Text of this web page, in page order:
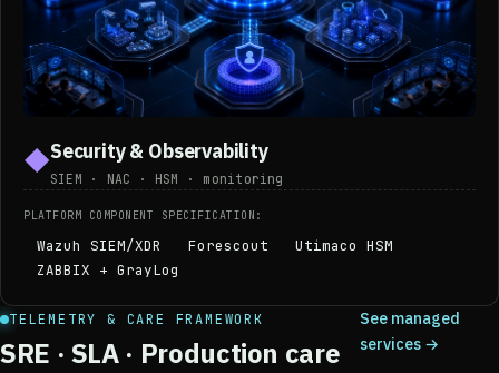
◆Security & Observability
SIEM · NAC · HSM · monitoring
PLATFORM COMPONENT SPECIFICATION:
Wazuh SIEM/XDR Forescout
Utimaco HSM
ZABBIX + GrayLog
TELEMETRY & CARE FRAMEWORK
SRE · SLA · Production care
See managed
services →